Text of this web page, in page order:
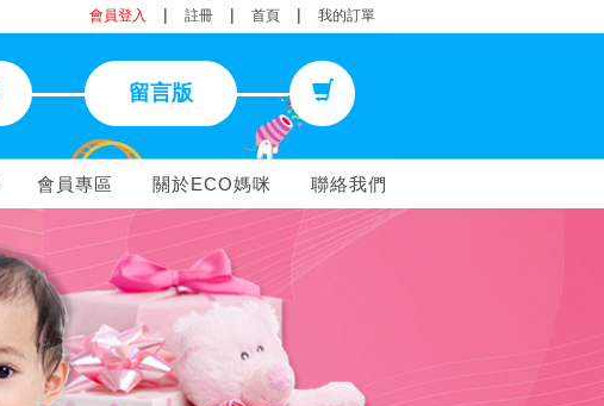
會員登入 | 註冊 | 首頁 | 我的訂單
留言版
會員專區 關於ECO媽咪 聯絡我們